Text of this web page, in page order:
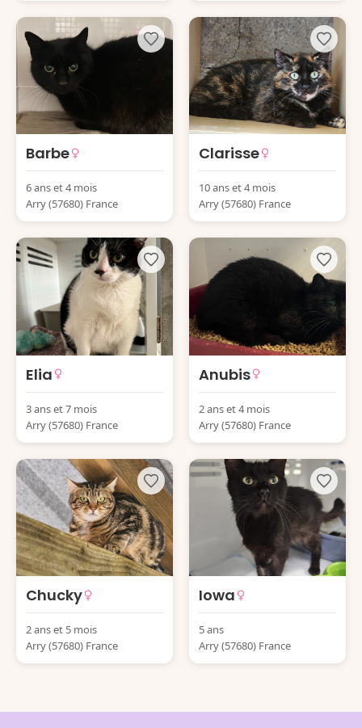
Barbe
6 ans et 4 mois
Arry (57680) France
Clarisse
10 ans et 4 mois
Arry (57680) France
Elia
3 ans et 7 mois
Arry (57680) France
Anubis
2 ans et 4 mois
Arry (57680) France
Chucky
2 ans et 5 mois
Arry (57680) France
Iowa
5 ans
Arry (57680) France